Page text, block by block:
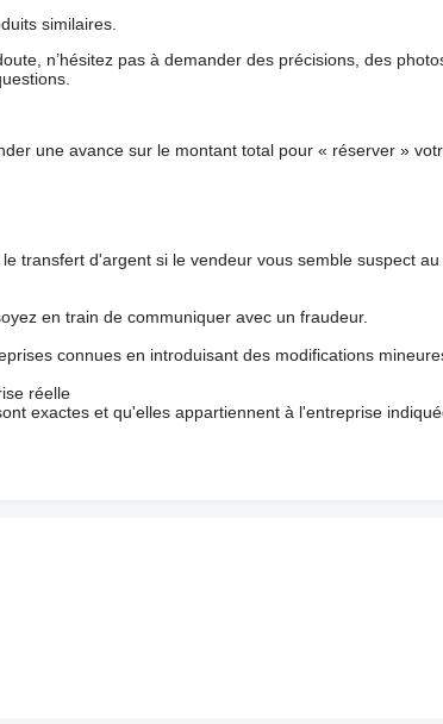
similaires.
n’hésitez pas à demander des précisions, des
une avance sur le montant total pour « réserver »
transfert d'argent si le vendeur vous semble suspect
en train de communiquer avec un fraudeur.
connues en introduisant des modifications
réelle
exactes et qu'elles appartiennent à l'entreprise